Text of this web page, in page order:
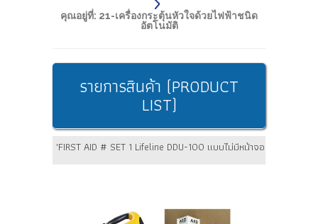
คุณอยู่ที่: 21-เครื่องกระตุ้นหัวใจด้วยไฟฟ้าชนิด
อัตโนมัติ
รายการสินค้า (PRODUCT
LIST)
'FIRST AID # SET 1 Lifeline DDU-100 แบบไม่มีหน้าจอ พร้อมตู้เก็